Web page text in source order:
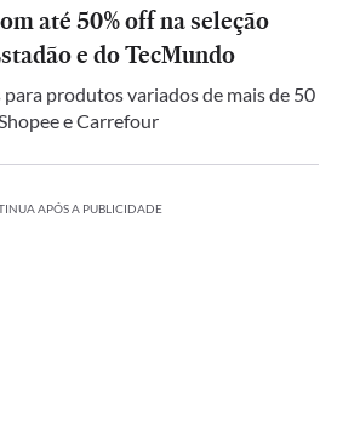
até 50% off na seleção
e do TecMundo
para produtos variados de mais de 50
e Carrefour
APÓS A PUBLICIDADE